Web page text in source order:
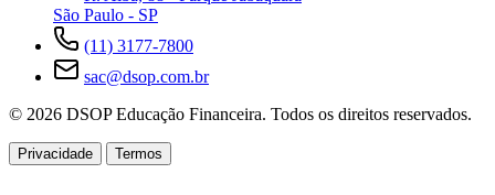
São Paulo - SP
(11) 3177-7800
sac@dsop.com.br
© 2026 DSOP Educação Financeira. Todos os direitos reservados.
Privacidade Termos